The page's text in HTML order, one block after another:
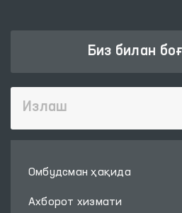
Биз билан
Омбудсман ҳақида
Ахборот хизмати